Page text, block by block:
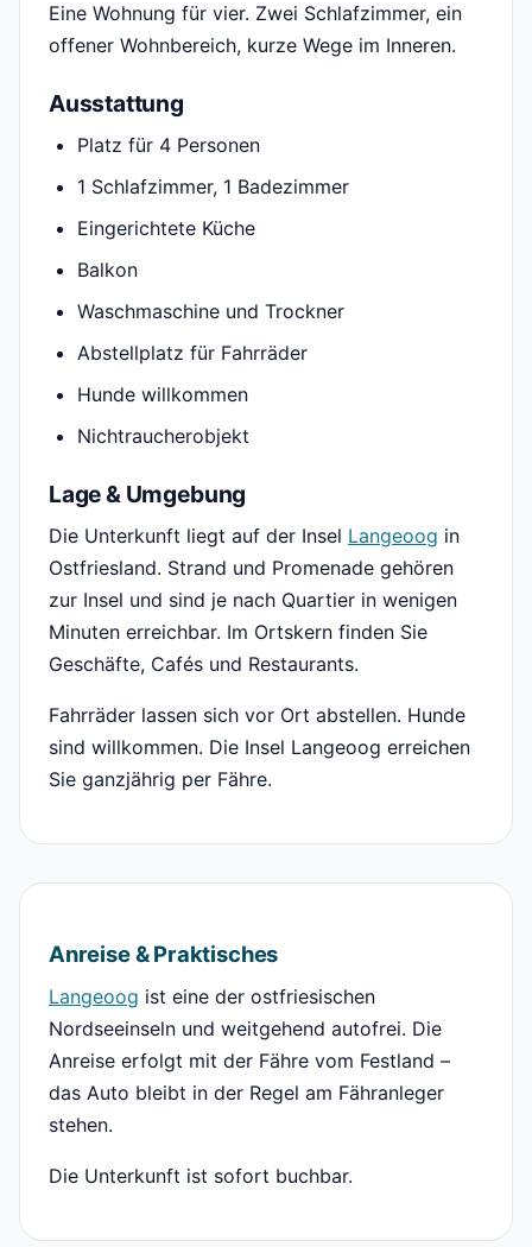
Eine Wohnung für vier. Zwei Schlafzimmer, ein
offener Wohnbereich, kurze Wege im Inneren.
Ausstattung
Platz für 4 Personen
1 Schlafzimmer, 1 Badezimmer
Eingerichtete Küche
Balkon
Waschmaschine und Trockner
Abstellplatz für Fahrräder
Hunde willkommen
Nichtraucherobjekt
Lage & Umgebung
Die Unterkunft liegt auf der Insel Langeoog in
Ostfriesland. Strand und Promenade gehören
zur Insel und sind je nach Quartier in wenigen
Minuten erreichbar. Im Ortskern finden Sie
Geschäfte, Cafés und Restaurants.
Fahrräder lassen sich vor Ort abstellen. Hunde
sind willkommen. Die Insel Langeoog erreichen
Sie ganzjährig per Fähre.
Anreise & Praktisches
Langeoog ist eine der ostfriesischen
Nordseeinseln und weitgehend autofrei. Die
Anreise erfolgt mit der Fähre vom Festland –
das Auto bleibt in der Regel am Fähranleger
stehen.
Die Unterkunft ist sofort buchbar.